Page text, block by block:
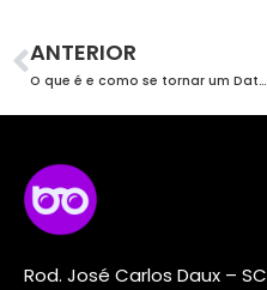
ANTERIOR
O que é e como se tornar um Data Scientist?
Rod. José Carlos Daux – SC